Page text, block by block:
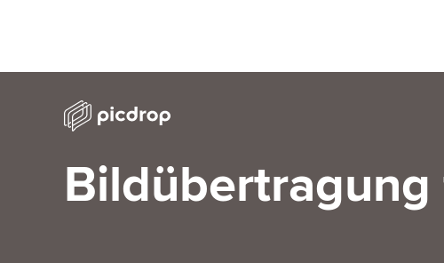
Bildübertragung